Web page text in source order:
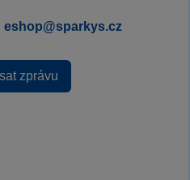
eshop@sparkys.cz
zprávu